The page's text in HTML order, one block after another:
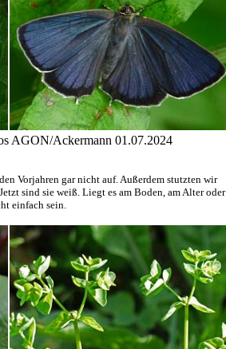
AGON/Ackermann 01.07.2024
Vorjahren gar nicht auf. Außerdem stutzten wir
sind sie weiß. Liegt es am Boden, am Alter oder
einfach sein.